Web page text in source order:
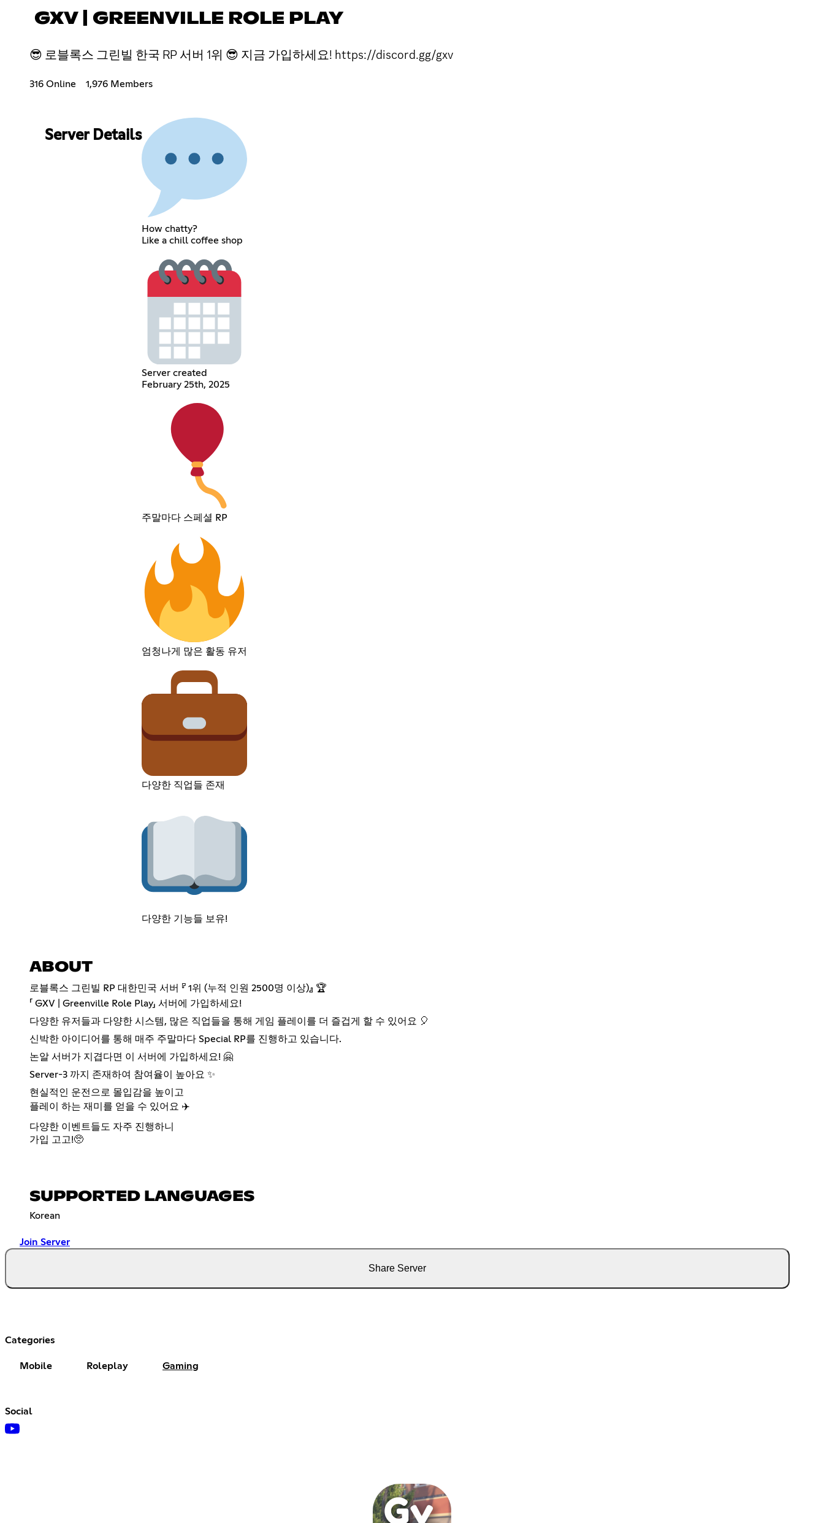
GXV | GREENVILLE ROLE PLAY
😎 로블록스 그린빌 한국 RP 서버 1위 😎 지금 가입하세요! https://discord.gg/gxv
316 Online 1,976 Members
Server Details
How chatty?
Like a chill coffee shop
Server created
February 25th, 2025
주말마다 스페셜 RP
엄청나게 많은 활동 유저
다양한 직업들 존재
다양한 기능들 보유!
ABOUT
로블록스 그린빌 RP 대한민국 서버 『 1위 (누적 인원 2500명 이상)』 🏆
「 GXV | Greenville Role Play」 서버에 가입하세요!
다양한 유저들과 다양한 시스템, 많은 직업들을 통해 게임 플레이를 더 즐겁게 할 수 있어요 🎈
신박한 아이디어를 통해 매주 주말마다 Special RP를 진행하고 있습니다.
논알 서버가 지겹다면 이 서버에 가입하세요! 🤗
Server-3 까지 존재하여 참여율이 높아요 ✨
현실적인 운전으로 몰입감을 높이고
플레이 하는 재미를 얻을 수 있어요 ✈️
다양한 이벤트들도 자주 진행하니
가입 고고!🥺
SUPPORTED LANGUAGES
Korean
Join Server
Share Server
Categories
Mobile Roleplay Gaming
Social